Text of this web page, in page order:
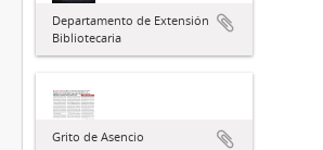
Departamento de Extensión
Bibliotecaria
Grito de Asencio